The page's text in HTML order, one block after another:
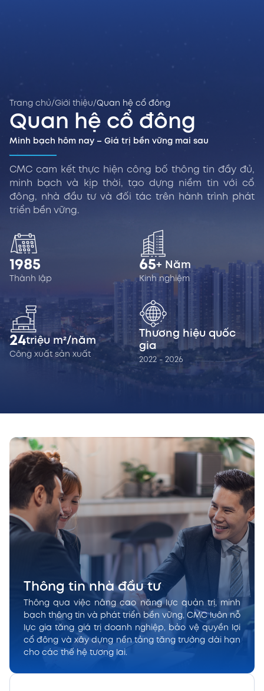
Trang chủ/Giới thiệu/Quan hệ cổ đông
Quan hệ cổ đông
Minh bạch hôm nay – Giá trị bền vững mai sau
CMC cam kết thực hiện công bố thông tin đầy đủ,
minh bạch và kịp thời, tạo dựng niềm tin với cổ
đông, nhà đầu tư và đối tác trên hành trình phát
triển bền vững.
1985
Thành lập
65+ Năm
Kinh nghiệm
24triệu m²/năm
Công xuất sản xuất
Thương hiệu quốc
gia
2022 - 2026
Thông tin nhà đầu tư
Thông qua việc nâng cao năng lực quản trị, minh
bạch thông tin và phát triển bền vững, CMC luôn nỗ
lực gia tăng giá trị doanh nghiệp, bảo vệ quyền lợi
cổ đông và xây dựng nền tảng tăng trưởng dài hạn
cho các thế hệ tương lai.